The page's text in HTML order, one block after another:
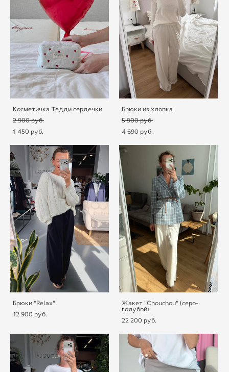
Косметичка Тедди сердечки
2 900 pуб.
1 450 pуб.
Брюки из хлопка
5 900 pуб.
4 690 pуб.
Брюки "Relax"
12 900 pуб.
Жакет "Chouchou" (серо-
голубой)
22 200 pуб.